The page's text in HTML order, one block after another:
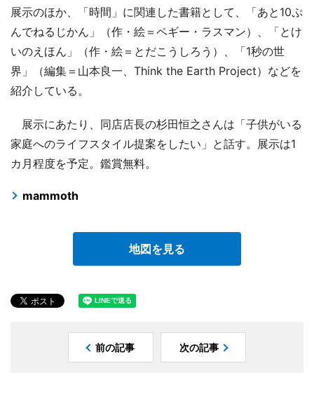
展示のほか、「時間」に関連した書籍として、「あと10ぷ
んでねるじかん」（作・絵＝ペギー・ラスマン）、「とけ
いのえほん」（作・絵＝とだこうしろう）、「1秒の世
界」（編集＝山本良一、Think the Earth Project）などを
紹介している。
展示にあたり、同店店長の杉田恒之さんは「子供がいる
家庭へのライフスタイル提案をしたい」と話す。展示は1
カ月程度を予定。鑑賞無料。
mammoth
地図を見る
前の記事 次の記事